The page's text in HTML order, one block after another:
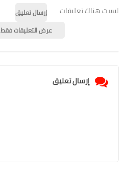
ليست هناك تعليقات
إرسال تعليق
عرض التعليقات فقط
إرسال تعليق